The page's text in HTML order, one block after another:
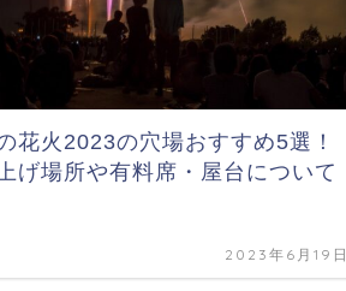
花火2023の穴場おすすめ5選！
げ場所や有料席・屋台について
2023年6月19日